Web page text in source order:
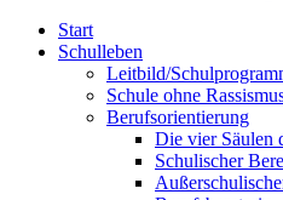
Start
Schulleben
Leitbild/
Schule ohne
Berufsorientierung
Die vier Säulen
Schulischer